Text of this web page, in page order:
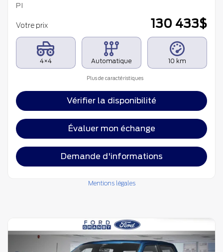
PI
Votre prix 130 433$
4×4 Automatique 10 km
Plus de caractéristiques
Vérifier la disponibilité
Évaluer mon échange
Demande d'informations
Mentions légales